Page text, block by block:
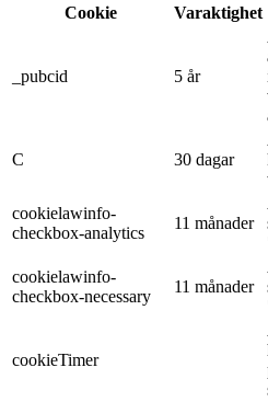
Cookie
Varaktighet
_pubcid 5 år
C 30 dagar
cookielawinfo-
checkbox-analytics
11 månader
cookielawinfo-
checkbox-necessary
11 månader
cookieTimer